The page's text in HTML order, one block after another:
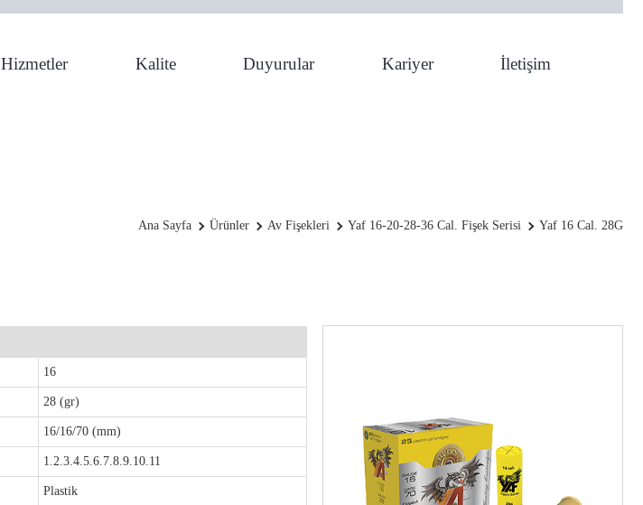
Hizmetler Kalite Duyurular Kariyer İletişim
Ana Sayfa Ürünler Av Fişekleri Yaf 16-20-28-36 Cal. Fişek Serisi Yaf 16 Cal. 28G
16
28 (gr)
16/16/70 (mm)
1.2.3.4.5.6.7.8.9.10.11
Plastik